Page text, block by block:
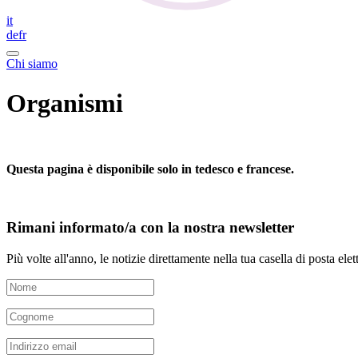
it
defr
Chi siamo
Organismi
Questa pagina è disponibile solo in tedesco e francese.
Rimani informato/a con la nostra newsletter
Più volte all'anno, le notizie direttamente nella tua casella di posta